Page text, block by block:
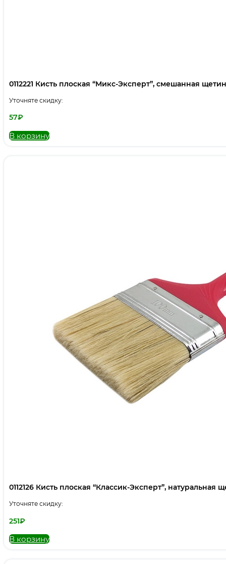
0112221 Кисть плоская “Микс-Эксперт”, смешанная
Уточняте скидку:
57₽
В корзину
0112126 Кисть плоская “Классик-Эксперт”, натуральная
Уточняте скидку:
251₽
В корзину